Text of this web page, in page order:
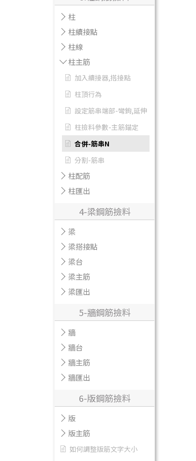
柱
柱續接點
柱線
柱主筋
加入續接器,搭接點
柱頂行為
設定筋串端部-彎鉤,延伸
柱撿料參數-主筋錨定
合併-筋串N
分割-筋串
柱配筋
柱匯出
4-梁鋼筋撿料
梁
梁搭接點
梁台
梁主筋
梁匯出
5-牆鋼筋撿料
牆
牆台
牆主筋
牆匯出
6-版鋼筋撿料
版
版主筋
如何調整版筋文字大小